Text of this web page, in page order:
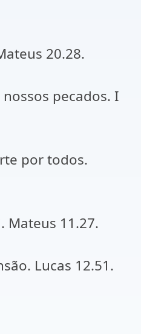
20.28.
pecados. I
por todos.
Mateus 11.27.
Lucas 12.51.